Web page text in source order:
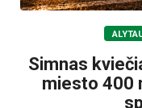
Simnas
miesto 400